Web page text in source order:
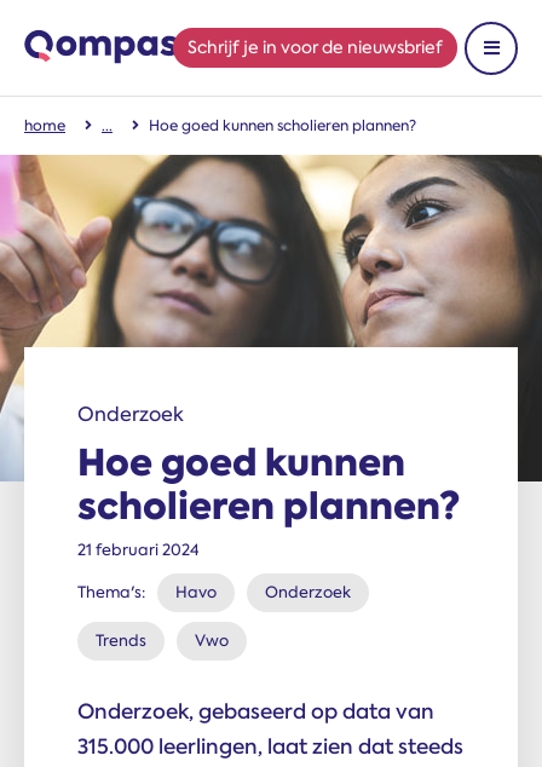
Schrijf je in voor de nieuwsbrief
Toon
home Hoe goed kunnen scholieren plannen?
Onderzoek
Hoe goed kunnen
scholieren plannen?
21 februari 2024
Thema's: Havo Onderzoek
Trends Vwo
Onderzoek, gebaseerd op data van
315.000 leerlingen, laat zien dat steeds